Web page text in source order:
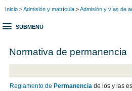
Inicio >Admisión y matrícula >Admisión y vías de
SUBMENU
Normativa de permanencia
Reglamento de Permanencia de los y las